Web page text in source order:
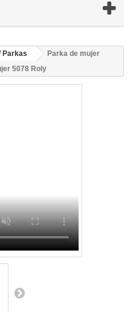
Parkas
Parka de mujer
5078 Roly